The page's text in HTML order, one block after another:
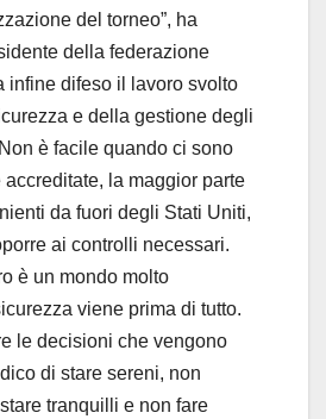
del torneo”, ha
della federazione
infine difeso il lavoro svolto
e della gestione degli
è facile quando ci sono
la maggior parte
da fuori degli Stati Uniti,
ai controlli necessari.
è un mondo molto
viene prima di tutto.
le decisioni che vengono
di stare sereni, non
tranquilli e non fare